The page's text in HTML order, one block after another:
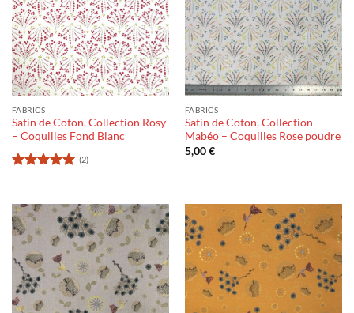
FABRICS
Satin de Coton, Collection Rosy
– Coquilles Fond Blanc
(2)
FABRICS
Satin de Coton, Collection
Mabéo – Coquilles Rose poudre
5,00€